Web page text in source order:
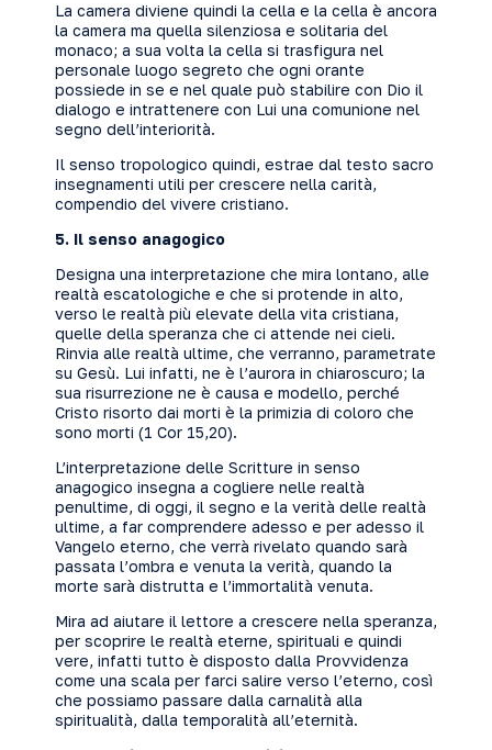
La camera diviene quindi la cella e la cella è ancora
la camera ma quella silenziosa e solitaria del
monaco; a sua volta la cella si trasfigura nel
personale luogo segreto che ogni orante
possiede in se e nel quale può stabilire con Dio il
dialogo e intrattenere con Lui una comunione nel
segno dell’interiorità.
Il senso tropologico quindi, estrae dal testo sacro
insegnamenti utili per crescere nella carità,
compendio del vivere cristiano.
5. Il senso anagogico
Designa una interpretazione che mira lontano, alle
realtà escatologiche e che si protende in alto,
verso le realtà più elevate della vita cristiana,
quelle della speranza che ci attende nei cieli.
Rinvia alle realtà ultime, che verranno, parametrate
su Gesù. Lui infatti, ne è l’aurora in chiaroscuro; la
sua risurrezione ne è causa e modello, perché
Cristo risorto dai morti è la primizia di coloro che
sono morti (1 Cor 15,20).
L’interpretazione delle Scritture in senso
anagogico insegna a cogliere nelle realtà
penultime, di oggi, il segno e la verità delle realtà
ultime, a far comprendere adesso e per adesso il
Vangelo eterno, che verrà rivelato quando sarà
passata l’ombra e venuta la verità, quando la
morte sarà distrutta e l’immortalità venuta.
Mira ad aiutare il lettore a crescere nella speranza,
per scoprire le realtà eterne, spirituali e quindi
vere, infatti tutto è disposto dalla Provvidenza
come una scala per farci salire verso l’eterno, così
che possiamo passare dalla carnalità alla
spiritualità, dalla temporalità all’eternità.